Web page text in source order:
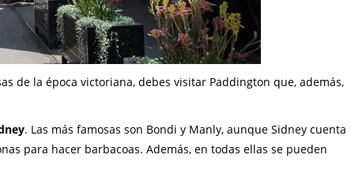
de la época victoriana, debes visitar Paddington que, además,
. Las más famosas son Bondi y Manly, aunque Sidney cuenta
para hacer barbacoas. Además, en todas ellas se pueden